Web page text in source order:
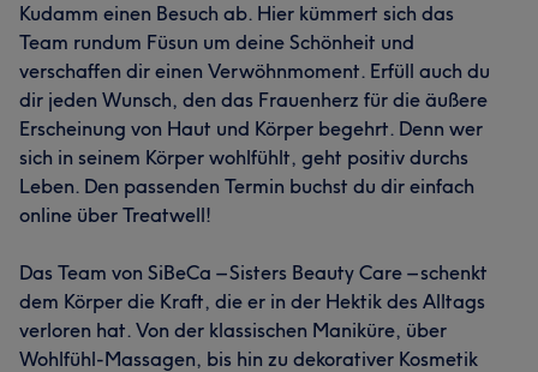
Kudamm einen Besuch ab. Hier kümmert sich das
Team rundum Füsun um deine Schönheit und
verschaffen dir einen Verwöhnmoment. Erfüll auch du
dir jeden Wunsch, den das Frauenherz für die äußere
Erscheinung von Haut und Körper begehrt. Denn wer
sich in seinem Körper wohlfühlt, geht positiv durchs
Leben. Den passenden Termin buchst du dir einfach
online über Treatwell!
Das Team von SiBeCa – Sisters Beauty Care – schenkt
dem Körper die Kraft, die er in der Hektik des Alltags
verloren hat. Von der klassischen Maniküre, über
Wohlfühl-Massagen, bis hin zu dekorativer Kosmetik